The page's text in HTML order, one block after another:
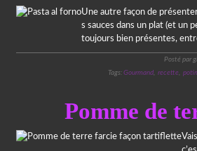
Une autre façon de
s sauces dans un plat (et un
toujours bien présentes,
Posté par
Tags: Gourmand, recette,
Pomme de